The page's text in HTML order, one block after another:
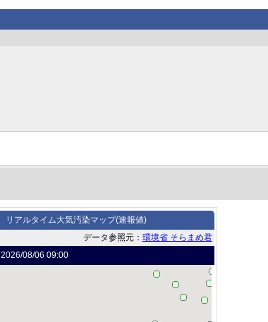
リアルタイム大気汚染マップ(速報値)
データ参照元： 環境省 そらまめ君
2026/08/06 09:00